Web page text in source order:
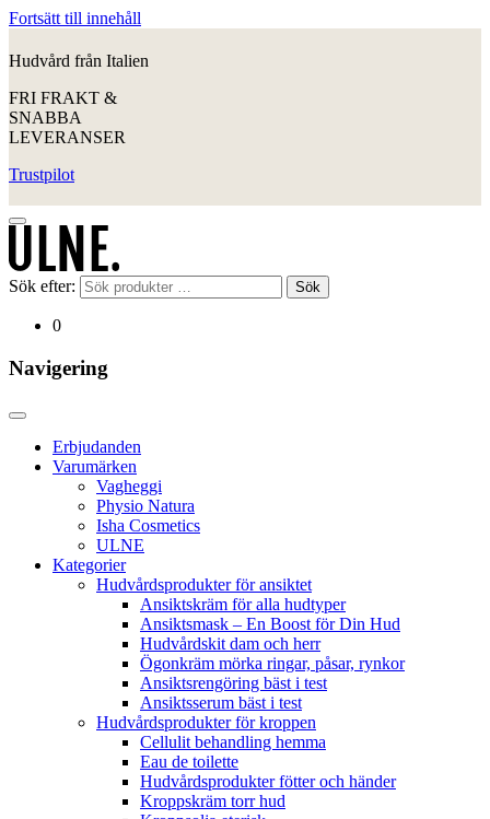
Fortsätt till innehåll
Hudvård från Italien
FRI FRAKT &
SNABBA
LEVERANSER
Trustpilot
Sök efter: Sök
0
Navigering
Erbjudanden
Varumärken
Vagheggi
Physio Natura
Isha Cosmetics
ULNE
Kategorier
Hudvårdsprodukter för ansiktet
Ansiktskräm för alla hudtyper
Ansiktsmask – En Boost för Din Hud
Hudvårdskit dam och herr
Ögonkräm mörka ringar, påsar, rynkor
Ansiktsrengöring bäst i test
Ansiktsserum bäst i test
Hudvårdsprodukter för kroppen
Cellulit behandling hemma
Eau de toilette
Hudvårdsprodukter fötter och händer
Kroppskräm torr hud